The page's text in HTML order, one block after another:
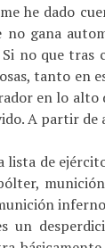
he dado
no gana
no que
tanto
en lo
A partir
de
un